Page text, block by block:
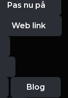
Pas nu på
Web link
Blog